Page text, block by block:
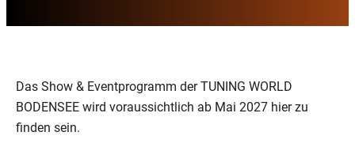
Das Show & Eventprogramm der TUNING WORLD
BODENSEE wird voraussichtlich ab Mai 2027 hier zu
finden sein.